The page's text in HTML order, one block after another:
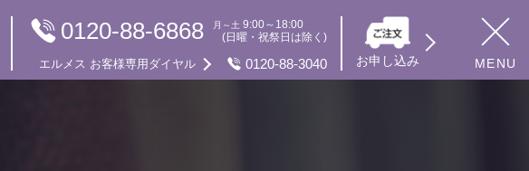
MENU
0120-88-6868 月～土9:00～18:00
(日曜・祝祭日は除く)
エルメス お客様専用ダイヤル 0120-88-3040 お申し込み